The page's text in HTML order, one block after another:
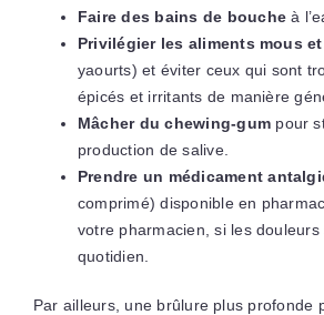
Faire des bains de boucheà
Privilégier les aliments mous
yaourts) et éviter ceux qui sont
épicés et irritants de manière
Mâcher du chewing-gum pour
production de salive.
Prendre un médicament
comprimé) disponible en
votre pharmacien, si les
quotidien.
Par ailleurs, une brûlure plus profonde